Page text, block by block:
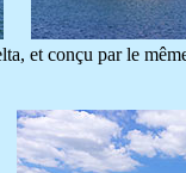
et conçu par le